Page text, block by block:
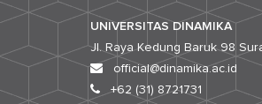
UNIVERSITAS DINAMIKA
Jl. Raya Kedung Baruk 98
official@dinamika.ac.id
+62 (31) 8721731